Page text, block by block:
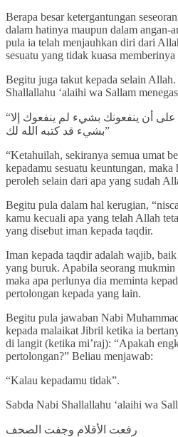
Berapa besar ketergantungan
dalam hatinya maupun dalam angan-
pula ia telah menjauhkan diri dari
sesuatu yang tidak kuasa
Begitu juga takut kepada selain
Shallallahu ‘alaihi wa Sallam
“واعلم أن الأمة لو اجتمعت على أن ينفعونك بشيء لم ينفعوك إلا
بشيء قد كتبه الله لك”
“Ketahuilah, sekiranya semua umat
kepadamu sesuatu keuntungan,
peroleh selain dari apa yang sudah
Begitu pula dalam hal kerugian,
kamu kecuali apa yang telah Allah
yang disebut iman kepada taqdir.
Iman kepada taqdir adalah wajib,
yang buruk. Apabila seorang
maka apa perlunya dia meminta
pertolongan kepada yang lain.
Begitu pula jawaban Nabi
kepada malaikat Jibril ketika ia
di langit (ketika mi’raj): “Apakah
pertolongan?” Beliau menjawab:
“Kalau kepadamu tidak”.
Sabda Nabi Shallallahu ‘alaihi wa
رفعت الأقلام وجفت الصحف